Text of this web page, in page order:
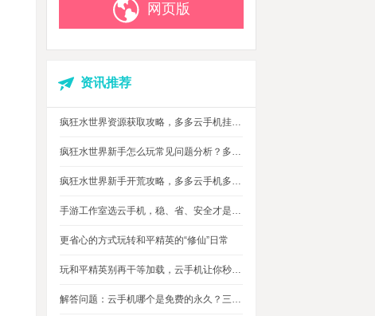
网页版
资讯推荐
疯狂水世界资源获取攻略，多多云手机挂机搬砖自动攒材料
疯狂水世界新手怎么玩常见问题分析？多多云手机多开托管挂机升级打怪
疯狂水世界新手开荒攻略，多多云手机多开托管，自动搞定海量重复日常快速升级
手游工作室选云手机，稳、省、安全才是实在考量
更省心的方式玩转和平精英的“修仙”日常
玩和平精英别再干等加载，云手机让你秒玩游戏进战场
解答问题：云手机哪个是免费的永久？三大免费永久正版云手机对比